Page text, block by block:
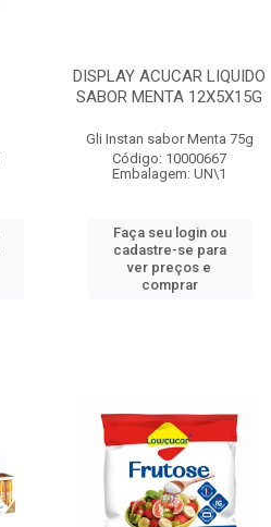
DISPLAY ACUCAR LIQUIDO
SABOR MENTA 12X5X15G
Gli Instan sabor Menta 75g
Código: 10000667
Embalagem: UN\1
Faça seu login ou
cadastre-se para
ver preços e
comprar